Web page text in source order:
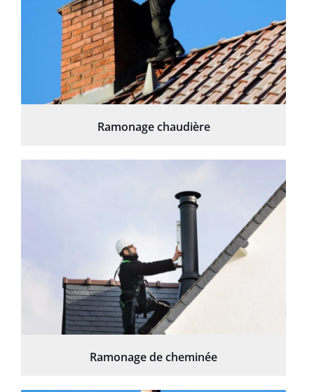
Ramonage chaudière
Ramonage de cheminée